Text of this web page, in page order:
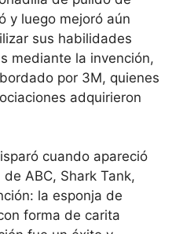
y luego mejoró aún
sus habilidades
mediante la invención,
por 3M, quienes
adquirieron
cuando apareció
ABC, Shark Tank,
la esponja de
forma de carita